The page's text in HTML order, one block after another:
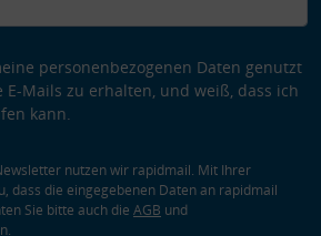
personenbezogenen Daten genutzt
Mails zu erhalten, und weiß, dass ich
kann.
nutzen wir rapidmail. Mit Ihrer
dass die eingegebenen Daten an rapidmail
Sie bitte auch die AGB und
.